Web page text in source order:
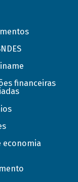
financeiras
economia